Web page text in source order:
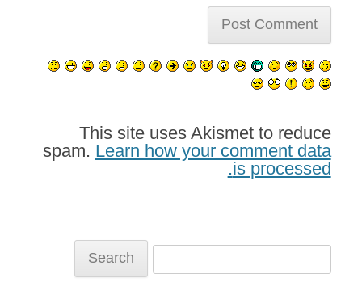
This site uses Akismet to reduce
spam. Learn how your comment data
is processed.